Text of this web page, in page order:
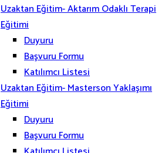
Uzaktan Eğitim- Aktarım Odaklı Terapi
Eğitimi
Duyuru
Başvuru Formu
Katılımcı Listesi
Uzaktan Eğitim- Masterson Yaklaşımı
Eğitimi
Duyuru
Başvuru Formu